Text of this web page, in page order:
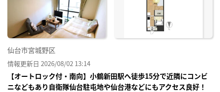
仙台市宮城野区
情報更新日 2026/08/02 13:14
【オートロック付・南向】小鶴新田駅へ徒歩15分で近隣にコンビ
ニなどもあり自衛隊仙台駐屯地や仙台港などにもアクセス良好！